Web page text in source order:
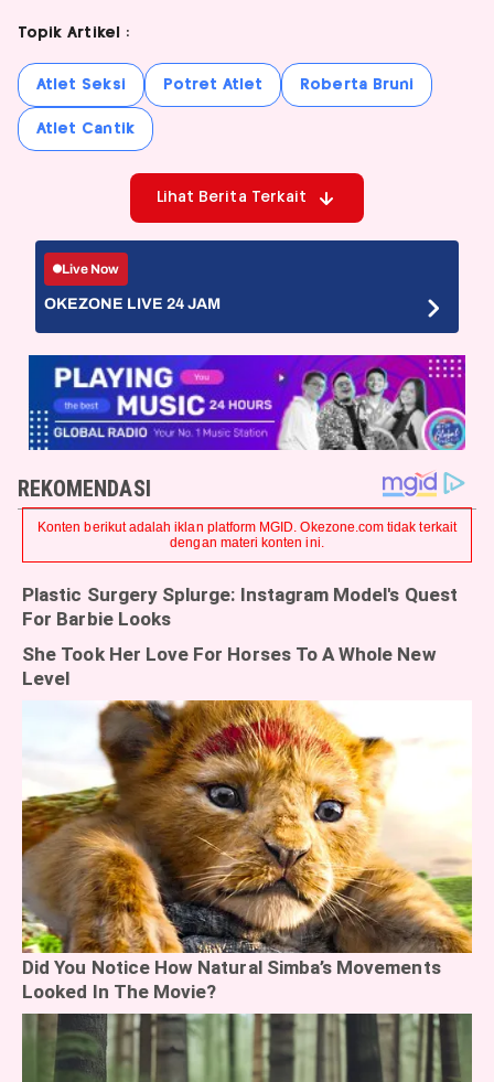
Topik Artikel :
Atlet Seksi Potret Atlet Roberta Bruni
Atlet Cantik
Lihat Berita Terkait
Live Now
OKEZONE LIVE 24 JAM